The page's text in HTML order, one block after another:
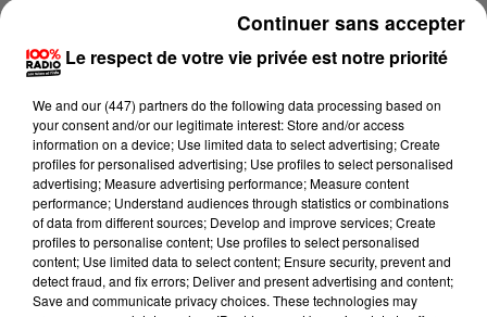
Lecture (1 min 14 sec)
Le respect de votre vie privée est notre priorité
We and our (447) partnersdo the following data processing based on
your consent and/or our legitimate interest: Store and/or access
information on a device; Use limited data to select advertising; Create
profiles for personalised advertising; Use profiles to select personalised
advertising; Measure advertising performance; Measure content
performance; Understand audiences through statistics or combinations
of data from different sources; Develop and improve services; Create
profiles to personalise content; Use profiles to select personalised
content; Use limited data to select content; Ensure security, prevent and
detect fraud, and fix errors; Deliver and present advertising and content;
Save and communicate privacy choices. These technologies may
Continuer sans accepter